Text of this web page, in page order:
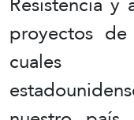
proyectos
cuales